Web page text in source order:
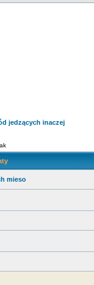
jedzących inaczej
mieso